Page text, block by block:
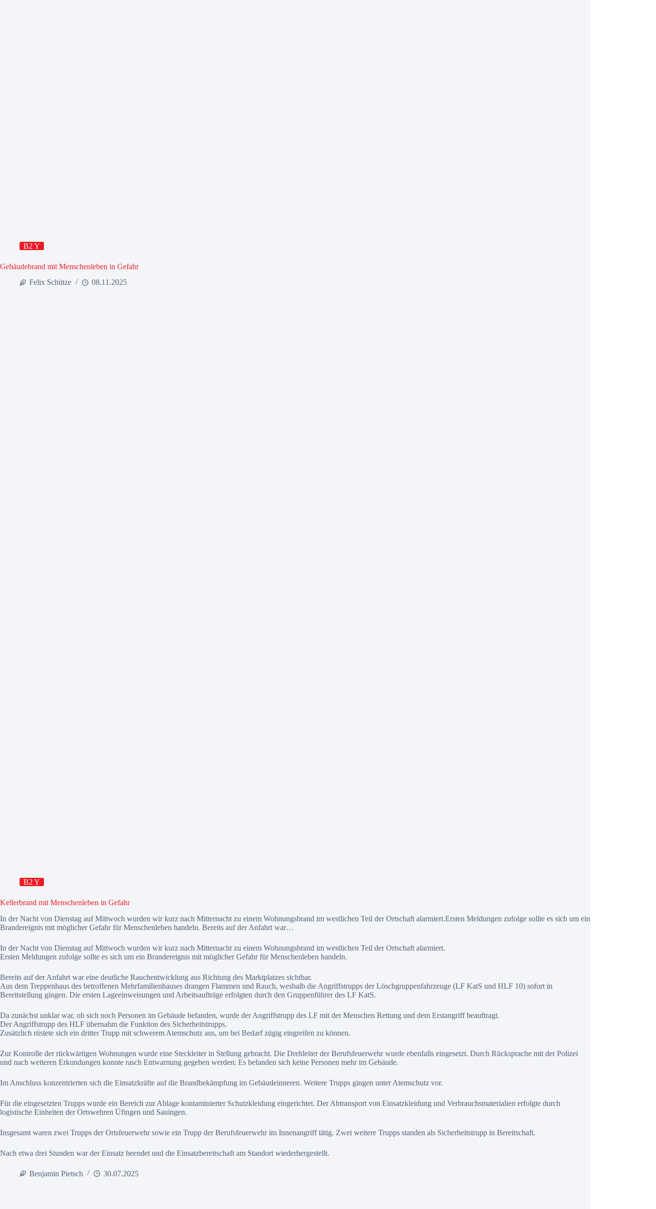
B2 Y
Gebäudebrand mit Menschenleben in Gefahr
Felix Schütze
08.11.2025
B2 Y
Kellerbrand mit Menschenleben in Gefahr
In der Nacht von Dienstag auf Mittwoch wurden wir kurz nach Mitternacht zu einem Wohnungsbrand im westlichen Teil der Ortschaft alarmiert.Ersten Meldungen zufolge sollte es sich um ein
Brandereignis mit möglicher Gefahr für Menschenleben handeln. Bereits auf der Anfahrt war…
In der Nacht von Dienstag auf Mittwoch wurden wir kurz nach Mitternacht zu einem Wohnungsbrand im westlichen Teil der Ortschaft alarmiert.
Ersten Meldungen zufolge sollte es sich um ein Brandereignis mit möglicher Gefahr für Menschenleben handeln.
Bereits auf der Anfahrt war eine deutliche Rauchentwicklung aus Richtung des Marktplatzes sichtbar.
Aus dem Treppenhaus des betroffenen Mehrfamilienhauses drangen Flammen und Rauch, weshalb die Angriffstrupps der Löschgruppenfahrzeuge (LF KatS und HLF 10) sofort in
Bereitstellung gingen. Die ersten Lageeinweisungen und Arbeitsaufträge erfolgten durch den Gruppenführer des LF KatS.
Da zunächst unklar war, ob sich noch Personen im Gebäude befanden, wurde der Angriffstrupp des LF mit der Menschen Rettung und dem Erstangriff beauftragt.
Der Angriffstrupp des HLF übernahm die Funktion des Sicherheitstrupps.
Zusätzlich rüstete sich ein dritter Trupp mit schwerem Atemschutz aus, um bei Bedarf zügig eingreifen zu können.
Zur Kontrolle der rückwärtigen Wohnungen wurde eine Steckleiter in Stellung gebracht. Die Drehleiter der Berufsfeuerwehr wurde ebenfalls eingesetzt. Durch Rücksprache mit der Polizei
und nach weiteren Erkundungen konnte rasch Entwarnung gegeben werden: Es befanden sich keine Personen mehr im Gebäude.
Im Anschluss konzentrierten sich die Einsatzkräfte auf die Brandbekämpfung im Gebäudeinneren. Weitere Trupps gingen unter Atemschutz vor.
Für die eingesetzten Trupps wurde ein Bereich zur Ablage kontaminierter Schutzkleidung eingerichtet. Der Abtransport von Einsatzkleidung und Verbrauchsmaterialien erfolgte durch
logistische Einheiten der Ortswehren Üfingen und Sauingen.
Insgesamt waren zwei Trupps der Ortsfeuerwehr sowie ein Trupp der Berufsfeuerwehr im Innenangriff tätig. Zwei weitere Trupps standen als Sicherheitstrupp in Bereitschaft.
Nach etwa drei Stunden war der Einsatz beendet und die Einsatzbereitschaft am Standort wiederhergestellt.
Benjamin Pietsch 30.07.2025